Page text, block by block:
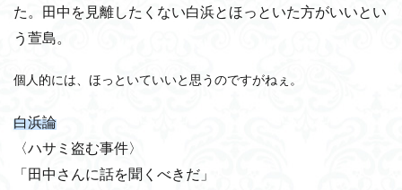
た。田中を見離したくない白浜とほっといた方がいいとい
う萱島。
個人的には、ほっといていいと思うのですがねぇ。
白浜論
〈ハサミ盗む事件〉
「田中さんに話を聞くべきだ」